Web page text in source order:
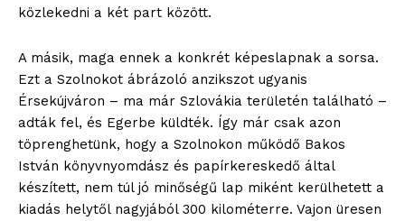
Kapcsolat
Hirdetés
közlekedni a két part között.
A másik, maga ennek a konkrét képeslapnak a sorsa.
Ezt a Szolnokot ábrázoló anzikszot ugyanis
Érsekújváron – ma már Szlovákia területén található –
adták fel, és Egerbe küldték. Így már csak azon
töprenghetünk, hogy a Szolnokon működő Bakos
István könyvnyomdász és papírkereskedő által
készített, nem túl jó minőségű lap miként kerülhetett a
kiadás helytől nagyjából 300 kilométerre. Vajon üresen